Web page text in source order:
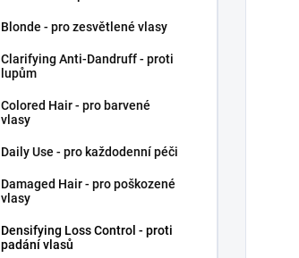
Blonde - pro zesvětlené vlasy
Clarifying Anti-Dandruff - proti
lupům
Colored Hair - pro barvené
vlasy
Daily Use - pro každodenní péči
Damaged Hair - pro poškozené
vlasy
Densifying Loss Control - proti
padání vlasů